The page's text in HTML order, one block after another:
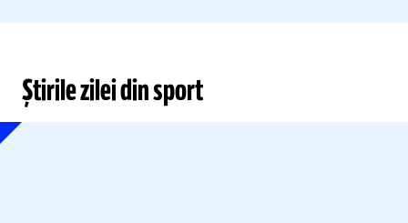
Știrile zilei din sport